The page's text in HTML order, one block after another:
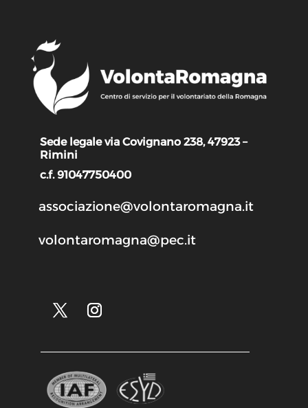
Sede legale via Covignano 238, 47923 –
Rimini
c.f. 91047750400
associazione@volontaromagna.it
volontaromagna@pec.it